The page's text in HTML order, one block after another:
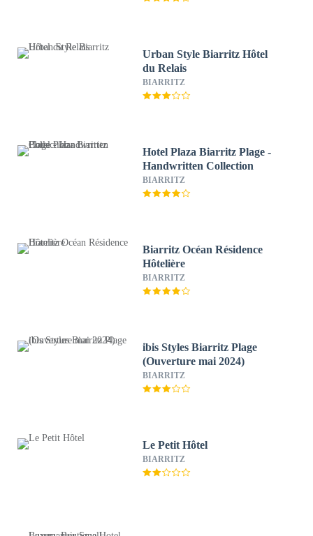
Urban Style Biarritz Hôtel
du Relais
BIARRITZ
Hotel Plaza Biarritz Plage -
Handwritten Collection
BIARRITZ
Biarritz Océan Résidence
Hôtelière
BIARRITZ
ibis Styles Biarritz Plage
(Ouverture mai 2024)
BIARRITZ
Le Petit Hôtel
BIARRITZ